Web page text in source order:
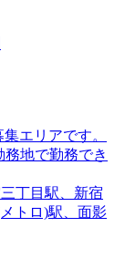
エリアです。
地で勤務でき
丁目駅、新宿
トロ)駅、面影